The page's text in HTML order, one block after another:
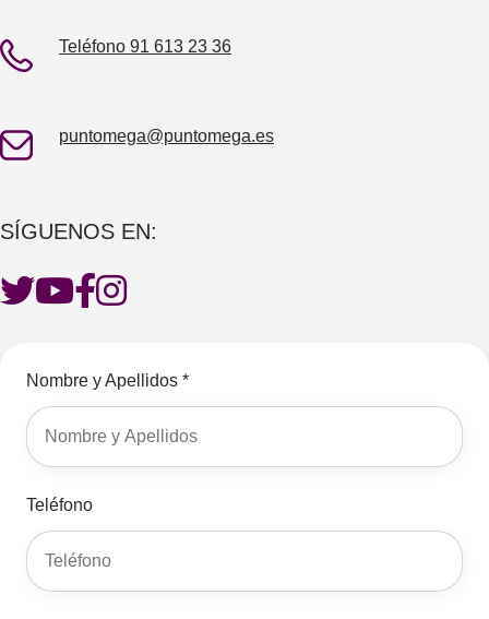
Teléfono 91 613 23 36
puntomega@puntomega.es
SÍGUENOS EN:
Nombre y Apellidos *
Teléfono